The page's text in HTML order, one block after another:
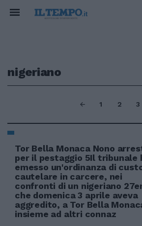
nigeriano
1 2 3
Tor Bella Monaca Nono
per il pestaggio 5Il tribunale
emesso un'ordinanza di
cautelare in carcere, nei
confronti di un nigeriano
che domenica 3 aprile aveva
aggredito, a Tor Bella
insieme ad altri connaz